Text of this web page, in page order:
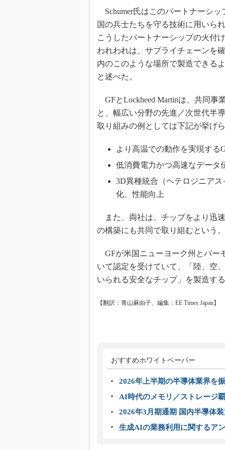
Schumer氏はこのパートナーシ
国の兵士たちを守る技術に用いら
こうしたパートナーシップの火付
われわれは、サプライチェーンを
内のこのような場所で製造できる
と述べた。
GFとLockheed Martinは、共同事
と、幅広い分野の先進／次世代半
取り組みの例としては下記が挙げ
より高温での動作を実現する
低消費電力かつ高速なデータ
3D異種統合（ヘテロジニア
化、性能向上
また、両社は、チップをより迅
の構築にも共同で取り組むという。
GFが米国ニューヨーク州とバー
いて認定を受けていて、「陸、空
いられる安全なチップ」を製造す
【翻訳：青山麻由子、編集：EE Times Japan】
おすすめホワイトペーパー
2026年上半期の半導体業界を
AI時代のメモリ／ストレージ
2026年3月期通期 国内半導体
生成AIの業務利用に関するア